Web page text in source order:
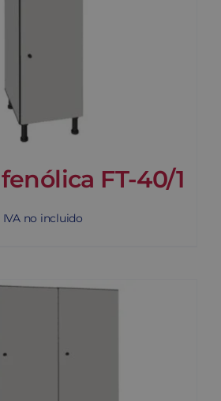
FT-40/1
IVA no incluido